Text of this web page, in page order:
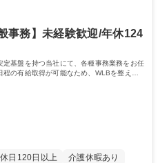
事業 ※入社後は上記いずれかの部門
集職種 【都庁グル
間未満／有給年平均16日取得
。 ■様々なプロジェクト：駐車場
た照明を兼ねた広告「ブライトサ
益を生み出す活動を積極的に行って
事務】未経験歓迎/年休124
基盤を持つ当社にて、各種事務業務をお任
の有給取得が可能なため、WLBを整えた
日120日以上
介護休暇あり